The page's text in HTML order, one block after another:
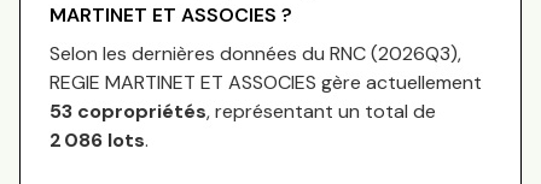
MARTINET ET ASSOCIES ?
Selon les dernières données du RNC (2026Q3),
REGIE MARTINET ET ASSOCIES gère actuellement
53 copropriétés, représentant un total de
2 086 lots.